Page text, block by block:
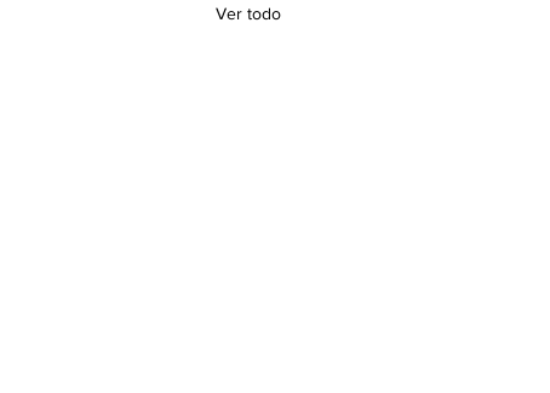
Ver todo